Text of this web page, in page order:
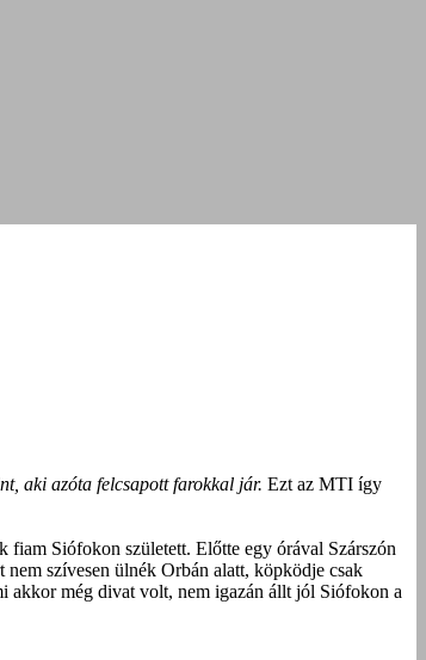
aki azóta felcsapott farokkal jár. Ezt az MTI így
Siófokon született. Előtte egy órával Szárszón
szívesen ülnék Orbán alatt, köpködje csak
akkor még divat volt, nem igazán állt jól Siófokon a